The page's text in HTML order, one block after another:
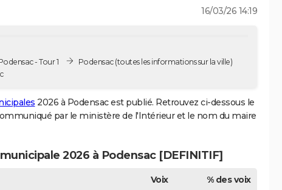
16/03/26 14:19
- Tour 1
Podensac(toutes les informations sur la ville)
2026 à Podensac est publié. Retrouvez ci-dessous le
par le ministère de l'Intérieur et le nom du maire
2026 à Podensac [DEFINITIF]
Voix % des voix